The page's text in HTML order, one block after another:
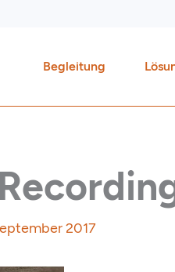
Begleitung
2017